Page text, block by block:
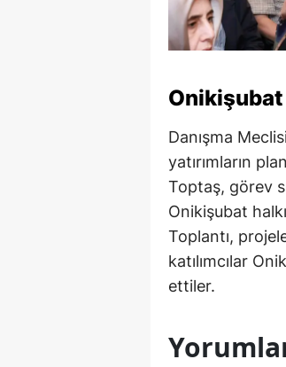
Danışma
yatırımların
Toptaş, görev
Onikişubat
Toplantı,
katılımcılar
ettiler.